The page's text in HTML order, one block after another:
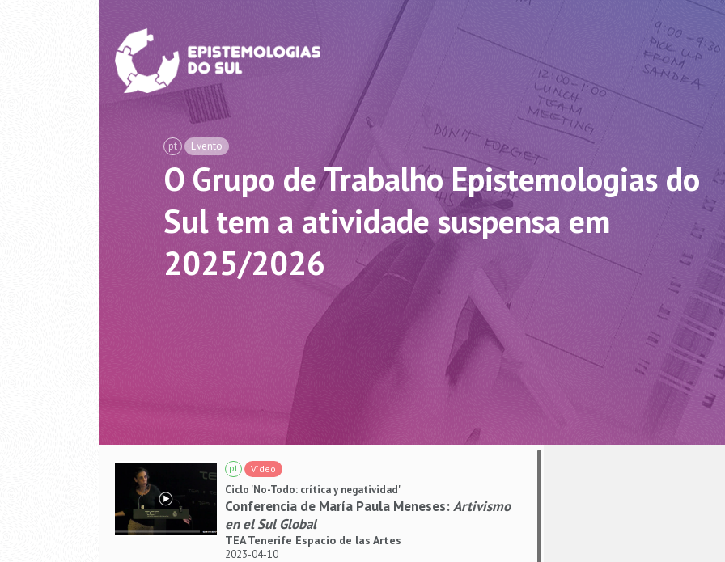
pt Evento
O Grupo de Trabalho Epistemologias do
Sul tem a atividade suspensa em
2025/2026
pt Vídeo
Ciclo 'No-Todo: crítica y negatividad'
Conferencia de María Paula Meneses:Artivismo
en el Sul Global
TEA Tenerife Espacio de las Artes
2023-04-10